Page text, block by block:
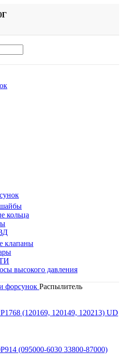
кольца
клапаны
высокого давления
форсунок Распылитель
(120169, 120149, 120213) UD
(095000-6030 33800-87000)